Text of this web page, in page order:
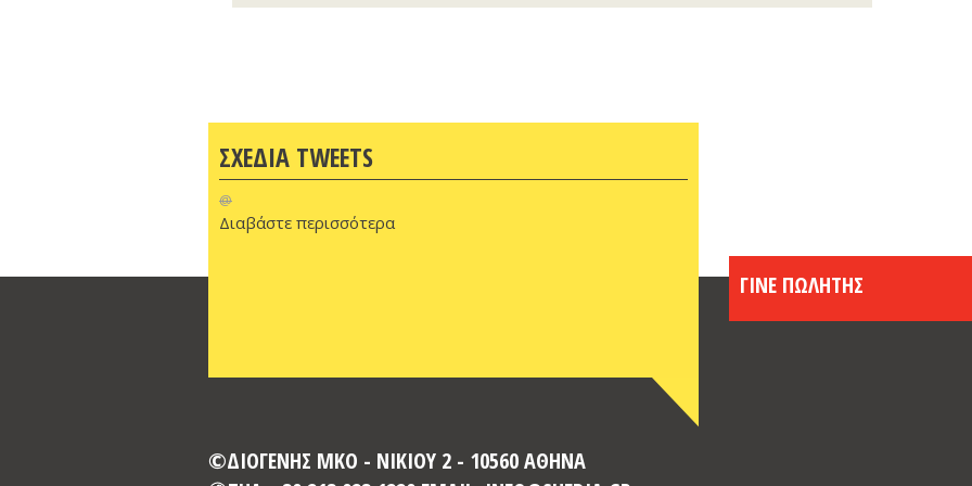
ΣΧΕΔΙΑ TWEETS
@
Διαβάστε περισσότερα
ΓΙΝΕ ΠΩΛΗΤΗΣ
©ΔΙΟΓΕΝΗΣ ΜΚΟ - ΝΙΚΙΟΥ 2 - 10560 ΑΘΗΝΑ